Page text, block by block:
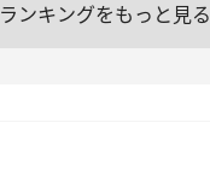
ランキングをもっと見る